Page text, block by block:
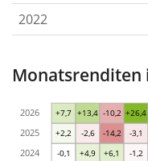
2022
Monatsrenditen
-0,1 +4,9 +6,1 -1,2
+2,2 -2,6 -14,2 -3,1
+7,7 +13,4 -10,2 +26,4
2024
2025
2026